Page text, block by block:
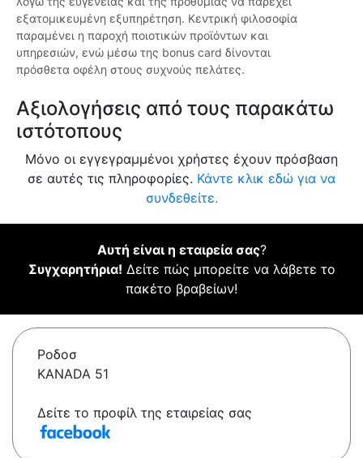
εξατομικευμένη εξυπηρέτηση. Κεντρική φιλοσοφία
παραμένει η παροχή ποιοτικών προϊόντων και
υπηρεσιών, ενώ μέσω της bonus card δίνονται
πρόσθετα οφέλη στους συχνούς πελάτες.
Αξιολογήσεις από τους παρακάτω
ιστότοπους
Μόνο οι εγγεγραμμένοι χρήστες έχουν πρόσβαση
σε αυτές τις πληροφορίες. Κάντε κλικ εδώ για να
συνδεθείτε.
Αυτή είναι η εταιρεία σας?
Συγχαρητήρια! Δείτε πώς μπορείτε να λάβετε το
πακέτο βραβείων!
Ροδοσ
KANADA 51
Δείτε το προφίλ της εταιρείας σας